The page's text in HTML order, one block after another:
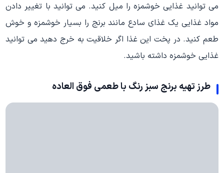
می توانید غذایی خوشمزه را میل کنید. می توانید با تغییر دادن
مواد غذایی یک غذای سادع مانند برنج را بسیار خوشمزه و خوش
طعم کنید. در پخت این غذا اگر خلاقیت به خرج دهید می توانید
غذایی خوشمزه داشته باشید.
طرز تهیه برنج سبز رنگ با طعمی فوق العاده